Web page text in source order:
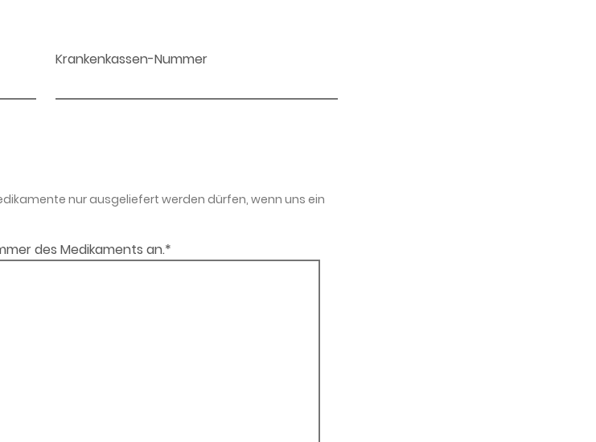
Krankenkassen-Nummer
nur ausgeliefert werden dürfen, wenn uns ein
des Medikaments an.*